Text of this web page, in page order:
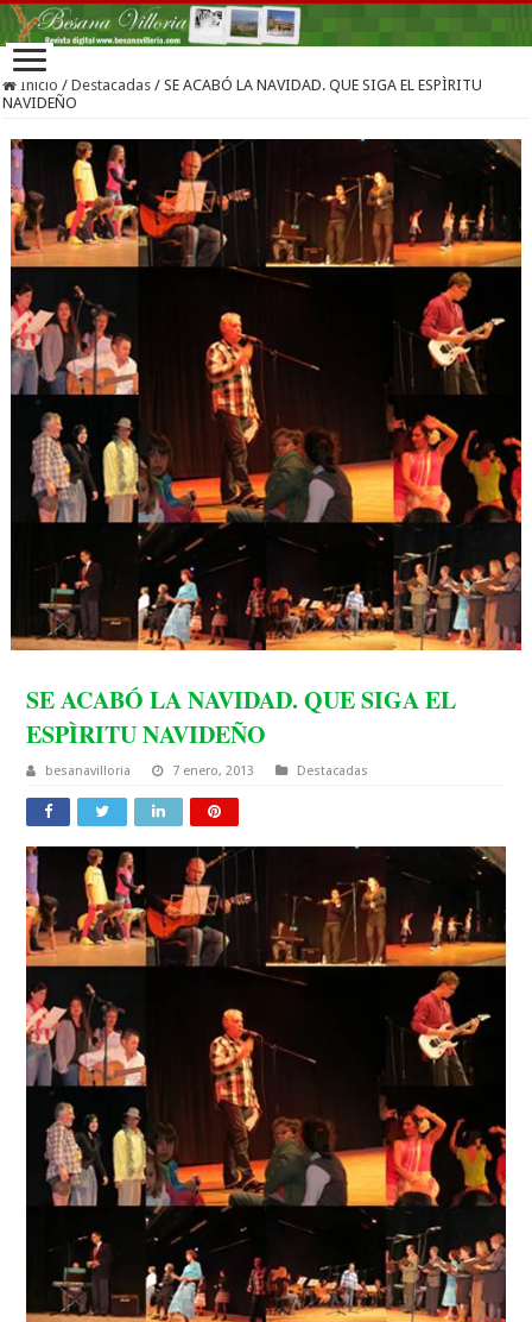
Inicio / Destacadas / SE ACABÓ LA NAVIDAD. QUE SIGA EL ESPÌRITU
NAVIDEÑO
SE ACABÓ LA NAVIDAD. QUE SIGA EL
ESPÌRITU NAVIDEÑO
besanavilloria 7 enero, 2013 Destacadas